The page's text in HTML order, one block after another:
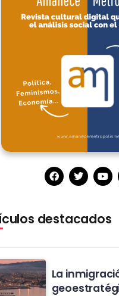
destacados
La